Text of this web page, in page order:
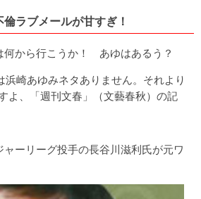
ラブメールが甘すぎ！
から行こうか！ あゆはあるう？
崎あゆみネタありません。それより
よ、「週刊文春」（文藝春秋）の記
ーリーグ投手の長谷川滋利氏が元ワ